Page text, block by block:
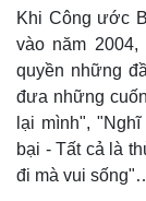
Khi Công ước
vào năm
quyền những
đưa những
lại mình",
bại - Tất cả là
đi mà vui